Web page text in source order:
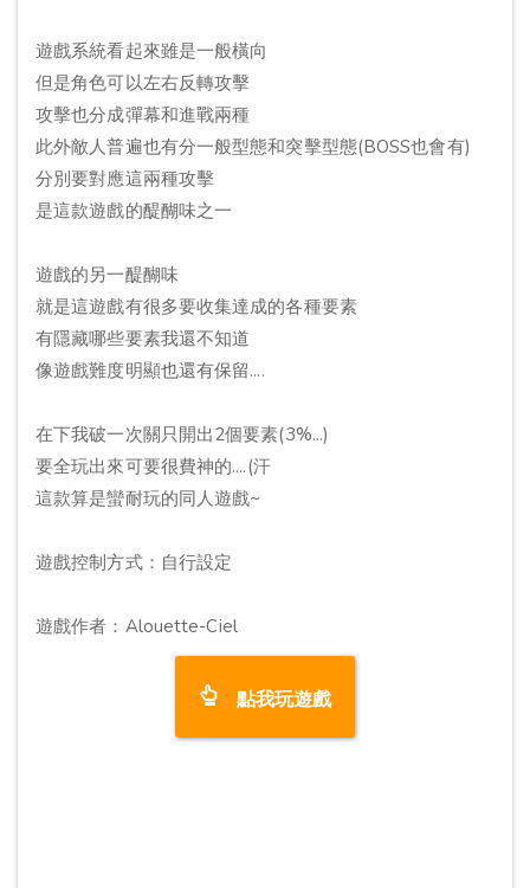
遊戲系統看起來雖是一般橫向
但是角色可以左右反轉攻擊
攻擊也分成彈幕和進戰兩種
此外敵人普遍也有分一般型態和突擊型態(BOSS也會有)
分別要對應這兩種攻擊
是這款遊戲的醍醐味之一
遊戲的另一醍醐味
就是這遊戲有很多要收集達成的各種要素
有隱藏哪些要素我還不知道
像遊戲難度明顯也還有保留....
在下我破一次關只開出2個要素(3%...)
要全玩出來可要很費神的....(汗
這款算是蠻耐玩的同人遊戲~
遊戲控制方式：自行設定
遊戲作者：Alouette-Ciel
點我玩遊戲